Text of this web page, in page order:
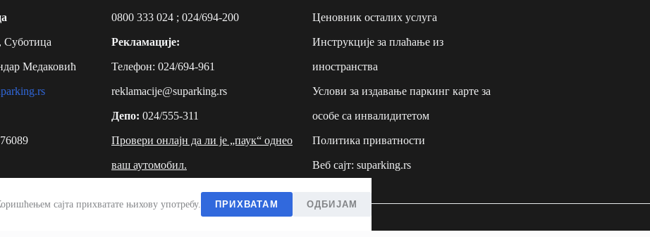
сајта прихватате њихову употребу. ПРИХВАТАМ ОДБИЈАМ
Суботица
Медаковић
0800 333 024 ; 024/694-200
Рекламације:
Телефон: 024/694-961
reklamacije@suparking.rs
Депо: 024/555-311
Провери онлајн да ли је „паук“ однео
ваш аутомобил.
Ценовник осталих услуга
Инструкције за плаћање из
иностранства
Услови за издавање паркинг карте за
особе са инвалидитетом
Политика приватности
Веб сајт: suparking.rs